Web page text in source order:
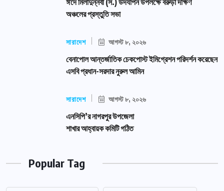
ঈদে মিলাদুন্নবী (স.) উদযাপন উপলক্ষে বরুড়া দক্ষিণ
অঞ্চলের প্রস্তুতি সভা
সারাদেশ আগস্ট ৮, ২০২৬
বেনাপোল আন্তর্জাতিক চেকপোস্ট ইমিগ্রেশন পরিদর্শন করেছেন
এসবি প্রধান-সরদার নুরুল আমিন
সারাদেশ আগস্ট ৮, ২০২৬
এনসিপি’র নাগরপুর উপজেলা
শাখার আহ্বায়ক কমিটি গঠিত
Popular Tag